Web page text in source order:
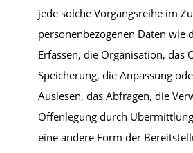
jede solche Vorgangsreihe im
personenbezogenen Daten wie
Erfassen, die Organisation, das
Speicherung, die Anpassung
Auslesen, das Abfragen, die
Offenlegung durch
eine andere Form der